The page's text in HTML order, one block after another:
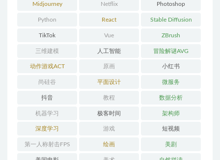
Midjourney Netflix Photoshop
Python React Stable Diffusion
TikTok Vue ZBrush
三维建模 人工智能 冒险解谜AVG
动作游戏ACT 原画 小红书
尚硅谷 平面设计 微服务
抖音 教程 数据分析
机器学习 极客时间 架构师
深度学习 游戏 短视频
第一人称射击FPS 绘画 美剧